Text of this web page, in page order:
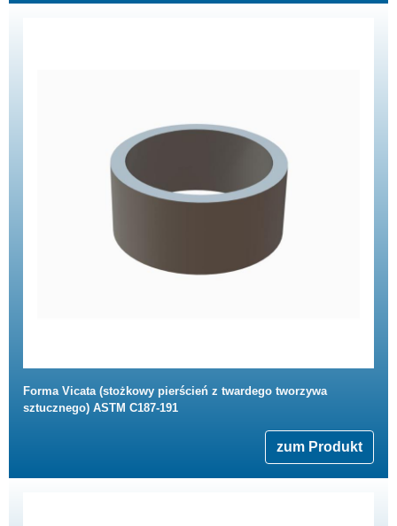
Forma Vicata (stożkowy pierścień z twardego tworzywa
sztucznego) ASTM C187-191
zum Produkt